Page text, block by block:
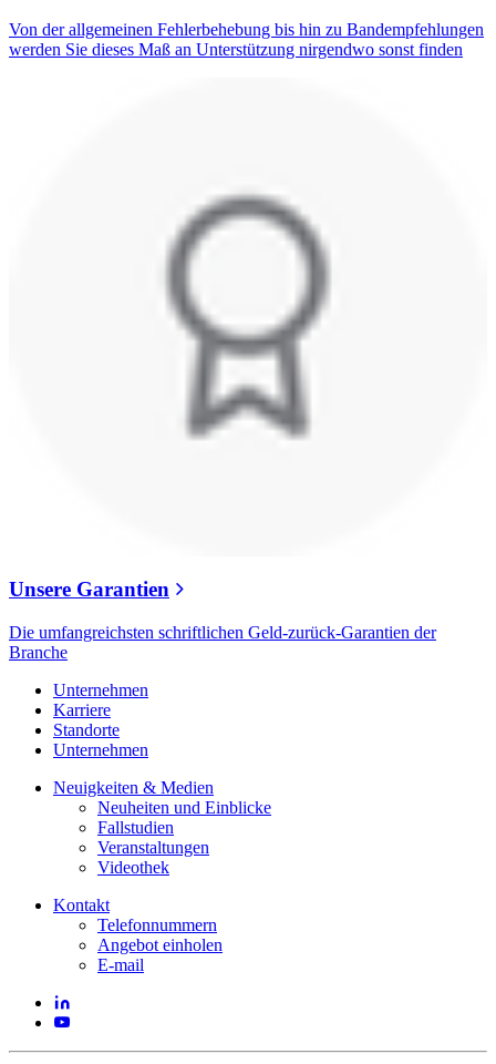
Von der allgemeinen Fehlerbehebung bis hin zu Bandempfehlungen
werden Sie dieses Maß an Unterstützung nirgendwo sonst finden
Unsere Garantien
Die umfangreichsten schriftlichen Geld-zurück-Garantien der
Branche
Unternehmen
Karriere
Standorte
Unternehmen
Neuigkeiten & Medien
Neuheiten und Einblicke
Fallstudien
Veranstaltungen
Videothek
Kontakt
Telefonnummern
Angebot einholen
E-mail